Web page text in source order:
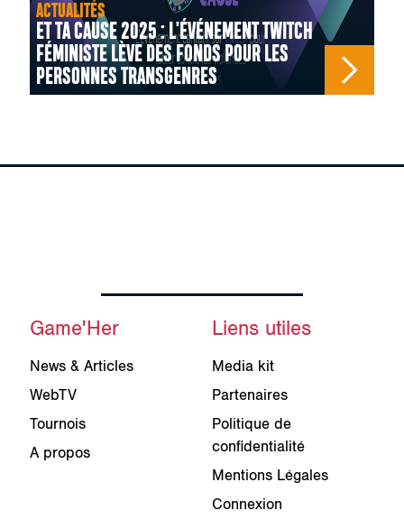
ACTUALITÉS
ET TA CAUSE 2025 : L'ÉVÉNEMENT TWITCH
FÉMINISTE LÈVE DES FONDS POUR LES
PERSONNES TRANSGENRES
Game'Her
News & Articles
WebTV
Tournois
A propos
Liens utiles
Media kit
Partenaires
Politique de
confidentialité
Mentions Légales
Connexion